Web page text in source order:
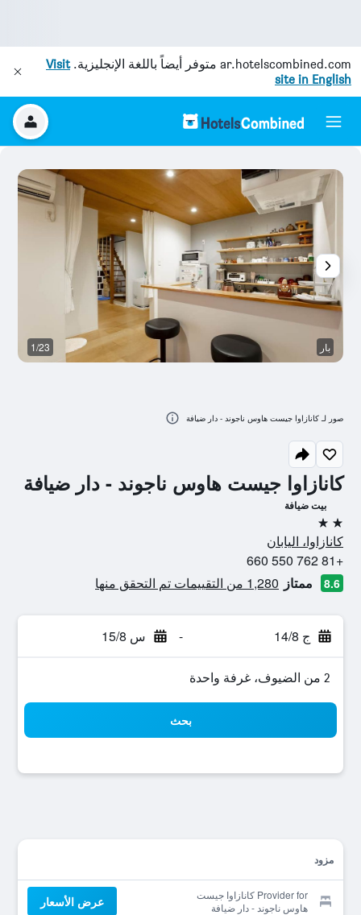
ar.hotelscombined.com متوفر أيضاً باللغة الإنجليزية.Visit
site in English
كانازاوا جيست هاوس ناجوند - دار ضيافة
بيت ضيافة
2 نجمتين
كانازاوا، اليابان
+81 762 550 660
8.6 ممتاز 1,280 من التقييمات تم التحقق منها
ج 14/8 - س 15/8
2 من الضيوف، غرفة واحدة
بحث
مزود
Provider for كانازاوا جيست
هاوس ناجوند - دار ضيافة
عرض الأسعار
بار 1/23
صور لـ كانازاوا جيست هاوس ناجوند - دار ضيافة